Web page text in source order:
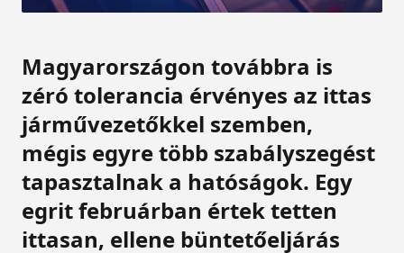
Magyarországon továbbra is
zéró tolerancia érvényes az ittas
járművezetőkkel szemben,
mégis egyre több szabályszegést
tapasztalnak a hatóságok. Egy
egrit februárban értek tetten
ittasan, ellene büntetőeljárás